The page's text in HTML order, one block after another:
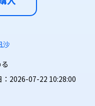
沙
：2026-07-22 10:28:00